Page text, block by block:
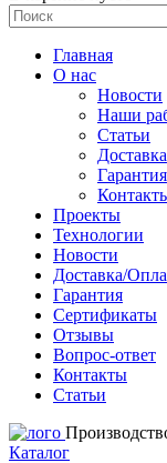
Главная
О нас
Новости
Наши
Статьи
Доставка
Гарантия
Проекты
Технологии
Новости
Доставка/
Гарантия
Сертификаты
Отзывы
Вопрос-ответ
Контакты
Статьи
Каталог